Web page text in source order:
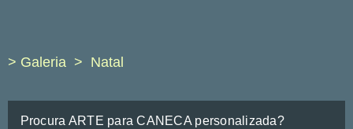
> Galeria Natal
Procura ARTE para CANECA personalizada?